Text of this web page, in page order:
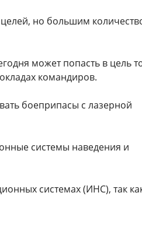
но большим
может попасть в цель
командиров.
боеприпасы с лазерной
системы наведения и
системах (ИНС), так